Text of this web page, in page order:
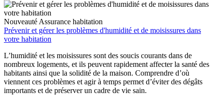
Nouveauté Assurance habitation
Prévenir et gérer les problèmes d'humidité et de moisissures dans
votre habitation
L’humidité et les moisissures sont des soucis courants dans de
nombreux logements, et ils peuvent rapidement affecter la santé des
habitants ainsi que la solidité de la maison. Comprendre d’où
viennent ces problèmes et agir à temps permet d’éviter des dégâts
importants et de préserver un cadre de vie sain.